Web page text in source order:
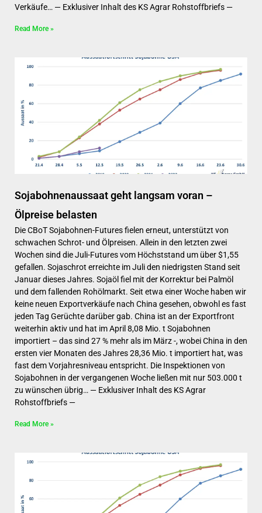
Verkäufe… — Exklusiver Inhalt des KS Agrar Rohstoffbriefs —
Read More »
Sojabohnenaussaat geht langsam voran –
Ölpreise belasten
Die CBoT Sojabohnen-Futures fielen erneut, unterstützt von
schwachen Schrot- und Ölpreisen. Allein in den letzten zwei
Wochen sind die Juli-Futures vom Höchststand um über $1,55
gefallen. Sojaschrot erreichte im Juli den niedrigsten Stand seit
Januar dieses Jahres. Sojaöl fiel mit der Korrektur bei Palmöl
und dem fallenden Rohölmarkt. Seit etwa einer Woche haben wir
keine neuen Exportverkäufe nach China gesehen, obwohl es fast
jeden Tag Gerüchte darüber gab. China ist an der Exportfront
weiterhin aktiv und hat im April 8,08 Mio. t Sojabohnen
importiert – das sind 27 % mehr als im März -, wobei China in den
ersten vier Monaten des Jahres 28,36 Mio. t importiert hat, was
fast dem Vorjahresniveau entspricht. Die Inspektionen von
Sojabohnen in der vergangenen Woche ließen mit nur 503.000 t
zu wünschen übrig… — Exklusiver Inhalt des KS Agrar
Rohstoffbriefs —
Read More »